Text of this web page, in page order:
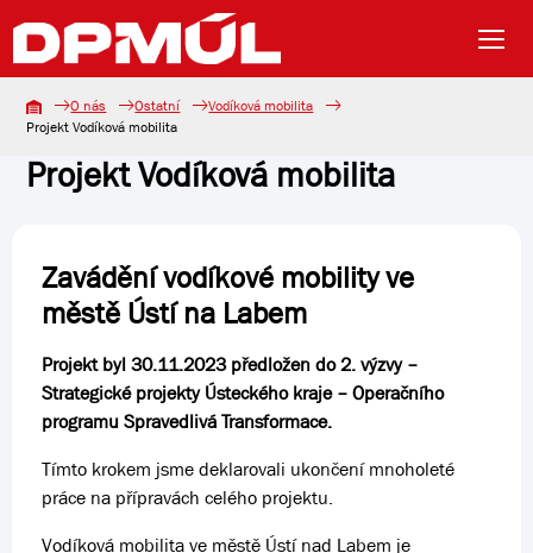
O nás Ostatní
Vodíková mobilita
Projekt Vodíková mobilita
Projekt Vodíková mobilita
Zavádění vodíkové mobility ve
městě Ústí na Labem
Projekt byl 30.11.2023 předložen do 2. výzvy –
Strategické projekty Ústeckého kraje – Operačního
programu Spravedlivá Transformace.
Tímto krokem jsme deklarovali ukončení mnoholeté
práce na přípravách celého projektu.
Vodíková mobilita ve městě Ústí nad Labem je